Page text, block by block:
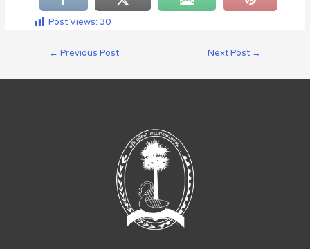
Post Views: 30
← Previous Post Next Post →